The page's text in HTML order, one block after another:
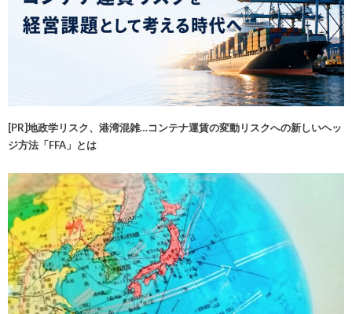
[PR]地政学リスク、港湾混雑…コンテナ運賃の変動リスクへの新しいヘッ
ジ方法「FFA」とは